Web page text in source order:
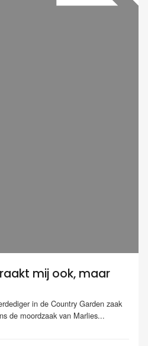
mij ook, maar
in de Country Garden zaak
de moordzaak van Marlies...